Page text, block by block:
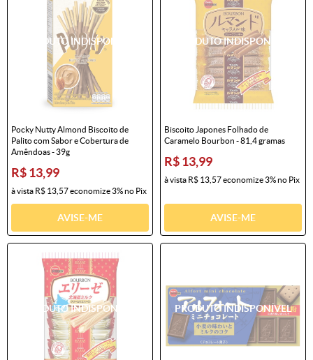
Pocky Nutty Almond Biscoito de
Palito com Sabor e Cobertura de
Amêndoas - 39g
R$ 13,99
à vista R$ 13,57economize3%no Pix
AVISE-ME
Biscoito Japones Folhado de
Caramelo Bourbon - 81,4 gramas
R$ 13,99
à vista R$ 13,57economize3%no Pix
AVISE-ME